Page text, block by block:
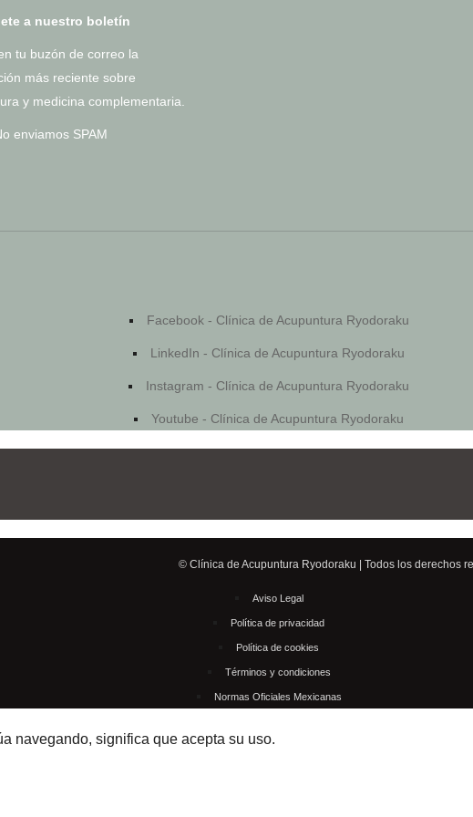
a nuestro boletín
tu buzón de correo la
más reciente sobre
y medicina complementaria.
enviamos SPAM
Facebook - Clínica de Acupuntura Ryodoraku
LinkedIn - Clínica de Acupuntura Ryodoraku
Instagram - Clínica de Acupuntura Ryodoraku
Youtube - Clínica de Acupuntura Ryodoraku
© Clínica de Acupuntura Ryodoraku | Todos los derechos
Aviso Legal
Política de privacidad
Política de cookies
Términos y condiciones
Normas Oficiales Mexicanas
navegando, significa que acepta su uso.